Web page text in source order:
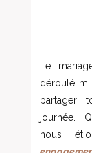
Le
déroulé mi
partager
journée.
nous